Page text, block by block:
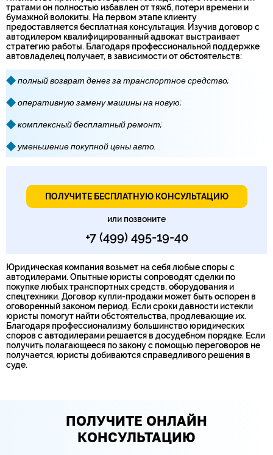
тратами он полностью избавлен от тяжб, потери времени и
бумажной волокиты. На первом этапе клиенту
предоставляется бесплатная консультация. Изучив договор с
автодилером квалифицированный адвокат выстраивает
стратегию работы. Благодаря профессиональной поддержке
автовладелец получает, в зависимости от обстоятельств:
полный возврат денег за транспортное средство;
оперативную замену машины на новую;
комплексный бесплатный ремонт;
уменьшение покупной цены авто.
ПОЛУЧИТЕ БЕСПЛАТНУЮ КОНСУЛЬТАЦИЮ
или позвоните
+7 (499) 495-19-40
Юридическая компания возьмет на себя любые споры с
автодилерами. Опытные юристы сопроводят сделки по
покупке любых транспортных средств, оборудования и
спецтехники. Договор купли-продажи может быть оспорен в
оговоренный законом период. Если сроки давности истекли
юристы помогут найти обстоятельства, продлевающие их.
Благодаря профессионализму большинство юридических
споров с автодилерами решается в досудебном порядке. Если
получить полагающееся по закону с помощью переговоров не
получается, юристы добиваются справедливого решения в
суде.
ПОЛУЧИТЕ ОНЛАЙН
КОНСУЛЬТАЦИЮ